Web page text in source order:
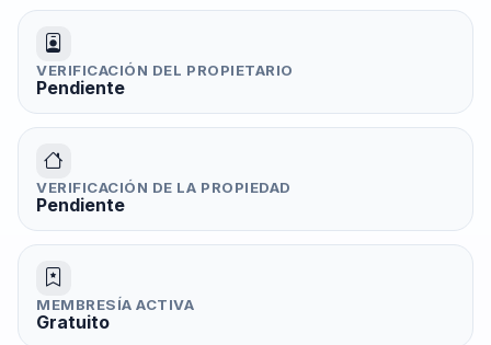
VERIFICACIÓN DEL PROPIETARIO
Pendiente
VERIFICACIÓN DE LA PROPIEDAD
Pendiente
MEMBRESÍA ACTIVA
Gratuito